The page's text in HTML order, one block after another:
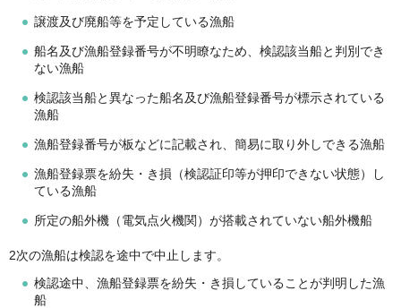
譲渡及び廃船等を予定している漁船
船名及び漁船登録番号が不明瞭なため、検認該当船と判別でき
ない漁船
検認該当船と異なった船名及び漁船登録番号が標示されている
漁船
漁船登録番号が板などに記載され、簡易に取り外しできる漁船
漁船登録票を紛失・き損（検認証印等が押印できない状態）し
ている漁船
所定の船外機（電気点火機関）が搭載されていない船外機船
2次の漁船は検認を途中で中止します。
検認途中、漁船登録票を紛失・き損していることが判明した漁
船